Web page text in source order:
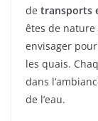
de transports
êtes de
envisager
les quais.
dans
de l’eau.